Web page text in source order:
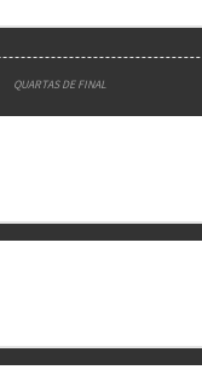
QUARTAS DE FINAL